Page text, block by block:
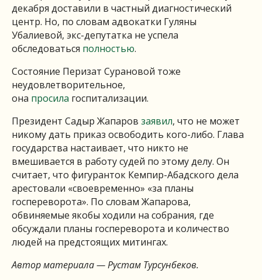
декабря доставили в частный диагностический
центр. Но, по словам адвокатки Гуляны
Убалиевой, экс-депутатка не успела
обследоваться полностью.
Состояние Перизат Сурановой тоже
неудовлетворительное,
она просила госпитализации.
Президент Садыр Жапаров заявил, что не может
никому дать приказ освободить кого-либо. Глава
государства настаивает, что никто не
вмешивается в работу судей по этому делу. Он
считает, что фигуранток Кемпир-Абадского дела
арестовали «своевременно» «за планы
госпереворота». По словам Жапарова,
обвиняемые якобы ходили на собрания, где
обсуждали планы госпереворота и количество
людей на предстоящих митингах.
Автор материала — Рустам Турсунбеков.